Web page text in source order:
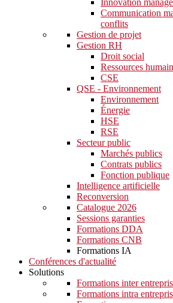
Communication
conflits
Gestion de projet
Gestion RH
Droit social
Ressources
CSE
QSE - Environnement
Environnement
Énergie
HSE
RSE
Secteur public
Marchés publics
Contrats publics
Fonction publique
Intelligence artificielle
Reconversion
Catalogue 2026
Sessions garanties
Formations DDA
Formations CNB
Formations IA
Conférences d'actualité
Solutions
Formations inter
Formations intra